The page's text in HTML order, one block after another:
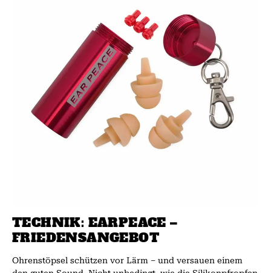
TECHNIK: EARPEACE –
FRIEDENSANGEBOT
Ohrenstöpsel schützen vor Lärm – und versauen einem